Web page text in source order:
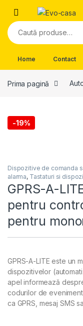
Skip to navigation
Skip to content
Caută după:
Home Contact
Prima pagină
-19%
Dispozitive de comanda
alarma, Tastaturi si
GPRS-A-
pentru
pentru
GPRS-A-LITE este un
dispozitivelor
apel informează
codurilor de
ca GPRS, mesaj SMS